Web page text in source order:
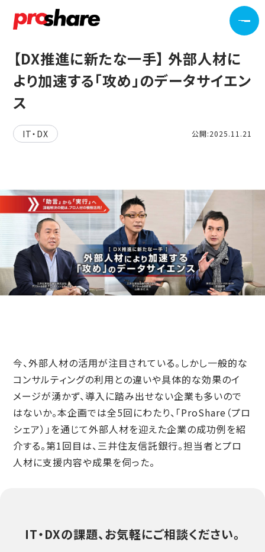
【DX推進に新たな一手】 外部人材に
より加速する「攻め」のデータサイエン
ス
IT・DX 公開:2025.11.21
今、外部人材の活用が注目されている。しかし一般的な
コンサルティングの利用との違いや具体的な効果のイ
メージが湧かず、導入に踏み出せない企業も多いので
はないか。本企画では全5回にわたり、「ProShare（プロ
シェア）」を通じて外部人材を迎えた企業の成功例を紹
介する。第1回目は、三井住友信託銀行。担当者とプロ
人材に支援内容や成果を伺った。
IT・DXの課題、お気軽にご相談ください。